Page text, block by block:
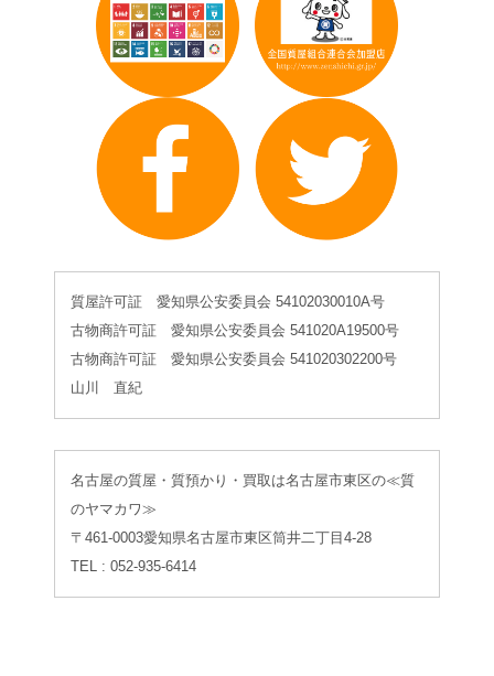
質屋許可証 愛知県公安委員会 54102030010A号
古物商許可証 愛知県公安委員会 541020A19500号
古物商許可証 愛知県公安委員会 541020302200号
山川 直紀
名古屋の質屋・質預かり・買取は名古屋市東区の≪質
のヤマカワ≫
〒461-0003愛知県名古屋市東区筒井二丁目4-28
TEL : 052-935-6414